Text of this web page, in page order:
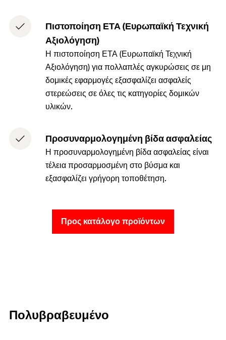
Πιστοποίηση ΕΤΑ (Ευρωπαϊκή Τεχνική
Αξιολόγηση)
Η πιστοποίηση ΕΤΑ (Ευρωπαϊκή Τεχνική
Αξιολόγηση) για πολλαπλές αγκυρώσεις σε μη
δομικές εφαρμογές εξασφαλίζει ασφαλείς
στερεώσεις σε όλες τις κατηγορίες δομικών
υλικών.
Προσυναρμολογημένη βίδα ασφαλείας
Η προσυναρμολογημένη βίδα ασφαλείας είναι
τέλεια προσαρμοσμένη στο βύσμα και
εξασφαλίζει γρήγορη τοποθέτηση.
Προς κατάλογο προϊόντων
Πολυβραβευμένο